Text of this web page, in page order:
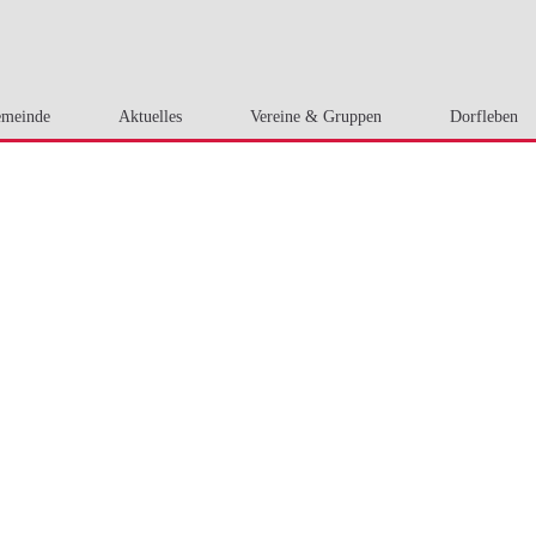
Aktuelles Vereine & Gruppen Dorfleben